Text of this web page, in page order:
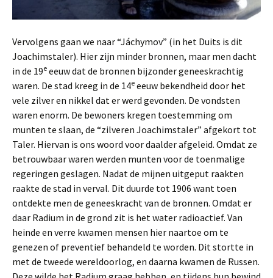
Vervolgens gaan we naar “Jáchymov” (in het Duits is dit
Joachimstaler). Hier zijn minder bronnen, maar men dacht
in de 19e eeuw dat de bronnen bijzonder geneeskrachtig
waren. De stad kreeg in de 14e eeuw bekendheid door het
vele zilver en nikkel dat er werd gevonden. De vondsten
waren enorm. De bewoners kregen toestemming om
munten te slaan, de “zilveren Joachimstaler” afgekort tot
Taler. Hiervan is ons woord voor daalder afgeleid. Omdat ze
betrouwbaar waren werden munten voor de toenmalige
regeringen geslagen. Nadat de mijnen uitgeput raakten
raakte de stad in verval. Dit duurde tot 1906 want toen
ontdekte men de geneeskracht van de bronnen. Omdat er
daar Radium in de grond zit is het water radioactief. Van
heinde en verre kwamen mensen hier naartoe om te
genezen of preventief behandeld te worden. Dit stortte in
met de tweede wereldoorlog, en daarna kwamen de Russen.